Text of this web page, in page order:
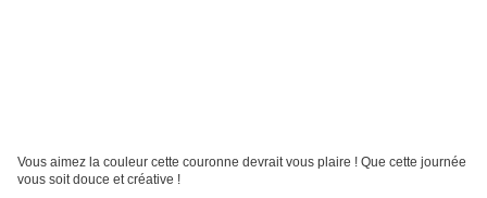
Vous aimez la couleur cette couronne devrait vous plaire ! Que cette journée
vous soit douce et créative !